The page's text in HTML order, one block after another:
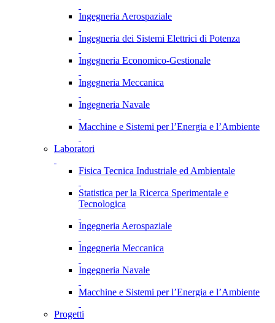
Ingegneria Aerospaziale
Ingegneria dei Sistemi Elettrici di Potenza
Ingegneria Economico-Gestionale
Ingegneria Meccanica
Ingegneria Navale
Macchine e Sistemi per l’Energia e l’Ambiente
Laboratori
Fisica Tecnica Industriale ed Ambientale
Statistica per la Ricerca Sperimentale e
Tecnologica
Ingegneria Aerospaziale
Ingegneria Meccanica
Ingegneria Navale
Macchine e Sistemi per l’Energia e l’Ambiente
Progetti